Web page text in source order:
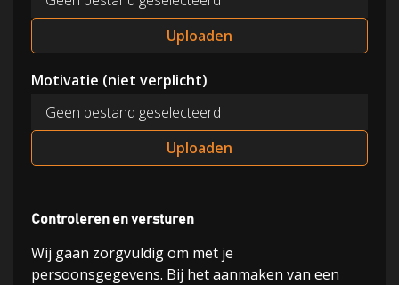
Uploaden
Motivatie (niet verplicht)
Geen bestand geselecteerd
Uploaden
Controleren en versturen
Wij gaan zorgvuldig om met je
persoonsgegevens. Bij het aanmaken van een